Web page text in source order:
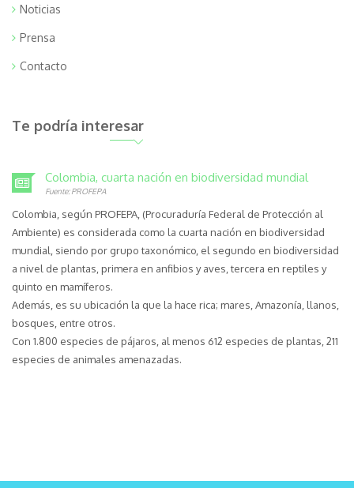
Noticias
Prensa
Contacto
Te podría interesar
Colombia, cuarta nación en biodiversidad mundial
Fuente: PROFEPA
Colombia, según PROFEPA, (Procuraduría Federal de Protección al
Ambiente) es considerada como la cuarta nación en biodiversidad
mundial, siendo por grupo taxonómico, el segundo en biodiversidad
a nivel de plantas, primera en anfibios y aves, tercera en reptiles y
quinto en mamíferos.
Además, es su ubicación la que la hace rica; mares, Amazonía, llanos,
bosques, entre otros.
Con 1.800 especies de pájaros, al menos 612 especies de plantas, 211
especies de animales amenazadas.